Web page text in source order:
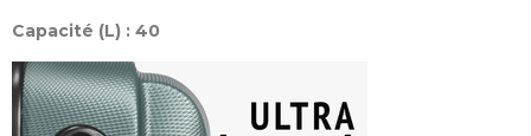
Capacité (L) : 40